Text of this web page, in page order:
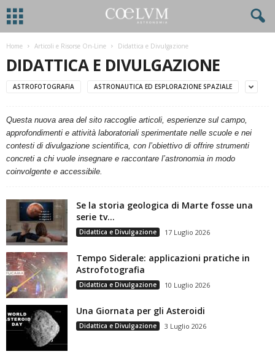
Home Articoli e Risorse On-Line Didattica e Divulgazione
DIDATTICA E DIVULGAZIONE
ASTROFOTOGRAFIA ASTRONAUTICA ED ESPLORAZIONE SPAZIALE
Questa nuova area del sito raccoglie articoli, esperienze sul campo,
approfondimenti e attività laboratoriali sperimentate nelle scuole e nei
contesti di divulgazione scientifica, con l’obiettivo di offrire strumenti
concreti a chi vuole insegnare e raccontare l’astronomia in modo
coinvolgente e accessibile.
Se la storia geologica di Marte fosse una
serie tv…
Didattica e Divulgazione 17 Luglio 2026
Tempo Siderale: applicazioni pratiche in
Astrofotografia
Didattica e Divulgazione 10 Luglio 2026
Una Giornata per gli Asteroidi
Didattica e Divulgazione 3 Luglio 2026